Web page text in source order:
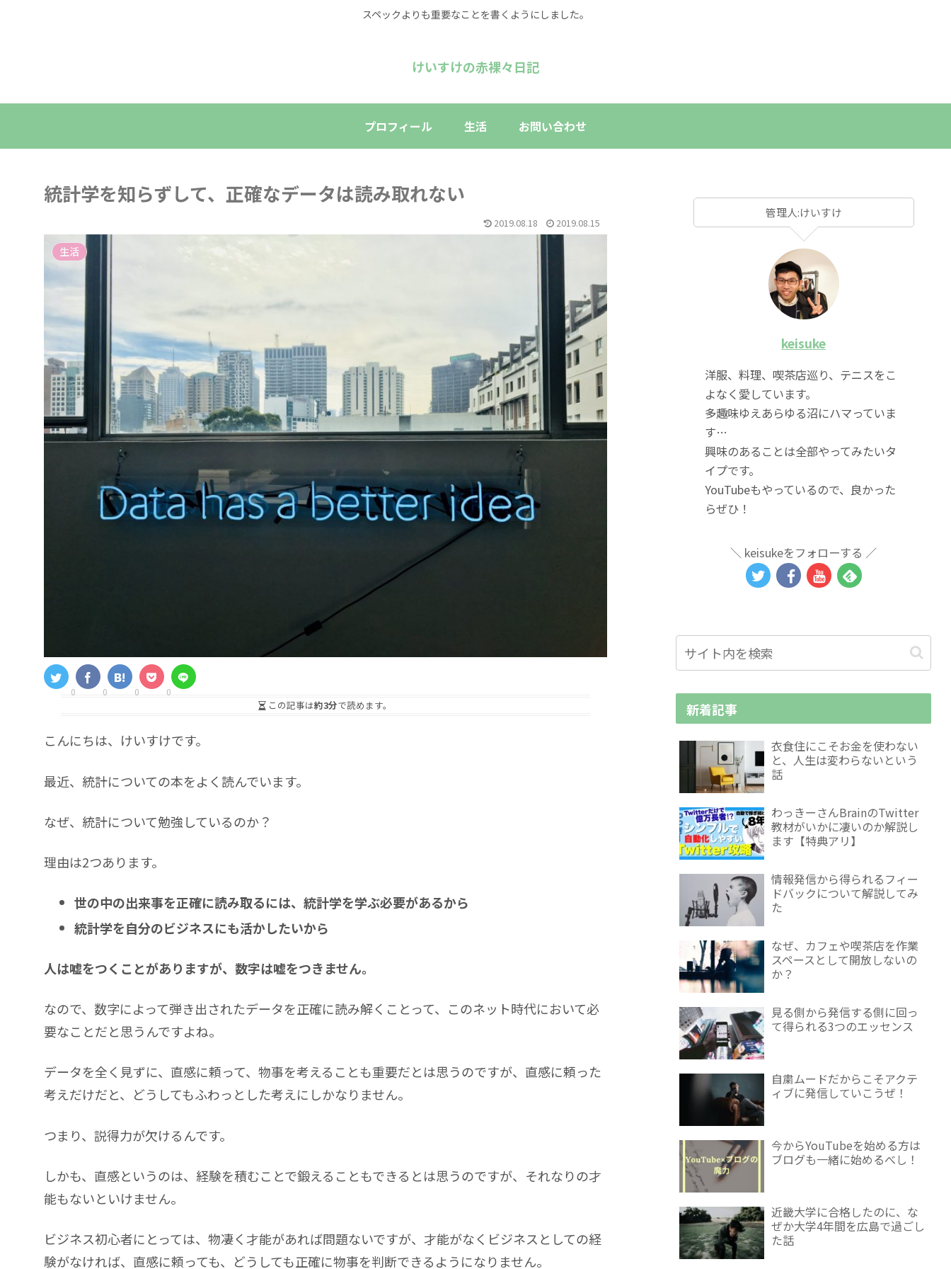
スペックよりも重要なことを書くようにしました。
けいすけの赤裸々日記
プロフィール 生活 お問い合わせ
統計学を知らずして、正確なデータは読み取れない
2019.08.18 2019.08.15
生活
0 0 0 0
この記事は約3分で読めます。
こんにちは、けいすけです。
最近、統計についての本をよく読んでいます。
なぜ、統計について勉強しているのか？
理由は2つあります。
世の中の出来事を正確に読み取るには、統計学を学ぶ必要があるから
統計学を自分のビジネスにも活かしたいから
人は嘘をつくことがありますが、数字は嘘をつきません。
なので、数字によって弾き出されたデータを正確に読み解くことって、このネット時代において必
要なことだと思うんですよね。
データを全く見ずに、直感に頼って、物事を考えることも重要だとは思うのですが、直感に頼った
考えだけだと、どうしてもふわっとした考えにしかなりません。
つまり、説得力が欠けるんです。
しかも、直感というのは、経験を積むことで鍛えることもできるとは思うのですが、それなりの才
能もないといけません。
ビジネス初心者にとっては、物凄く才能があれば問題ないですが、才能がなくビジネスとしての経
験がなければ、直感に頼っても、どうしても正確に物事を判断できるようになりません。
管理人:けいすけ
keisuke
洋服、料理、喫茶店巡り、テニスをこ
よなく愛しています。
多趣味ゆえあらゆる沼にハマっていま
す…
興味のあることは全部やってみたいタ
イプです。
YouTubeもやっているので、良かった
らぜひ！
keisukeをフォローする
新着記事
衣食住にこそお金を使わない
と、人生は変わらないという
話
わっきーさんBrainのTwitter
教材がいかに凄いのか解説し
ます【特典アリ】
情報発信から得られるフィー
ドバックについて解説してみ
た
なぜ、カフェや喫茶店を作業
スペースとして開放しないの
か？
見る側から発信する側に回っ
て得られる3つのエッセンス
自粛ムードだからこそアクテ
ィブに発信していこうぜ！
今からYouTubeを始める方は
ブログも一緒に始めるべし！
近畿大学に合格したのに、な
ぜか大学4年間を広島で過ごし
た話